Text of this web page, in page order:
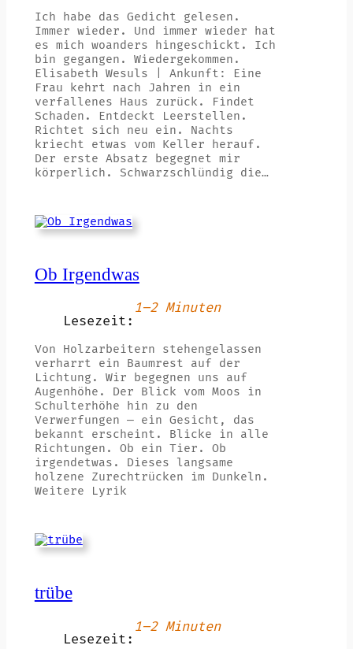
Ich habe das Gedicht gelesen.
Immer wieder. Und immer wieder hat
es mich woanders hingeschickt. Ich
bin gegangen. Wiedergekommen.
Elisabeth Wesuls | Ankunft: Eine
Frau kehrt nach Jahren in ein
verfallenes Haus zurück. Findet
Schaden. Entdeckt Leerstellen.
Richtet sich neu ein. Nachts
kriecht etwas vom Keller herauf.
Der erste Absatz begegnet mir
körperlich. Schwarzschlündig die…
Ob Irgendwas
Lesezeit:
1–2 Minuten
Von Holzarbeitern stehengelassen
verharrt ein Baumrest auf der
Lichtung. Wir begegnen uns auf
Augenhöhe. Der Blick vom Moos in
Schulterhöhe hin zu den
Verwerfungen — ein Gesicht, das
bekannt erscheint. Blicke in alle
Richtungen. Ob ein Tier. Ob
irgendetwas. Dieses langsame
holzene Zurechtrücken im Dunkeln.
Weitere Lyrik
trübe
Lesezeit:
1–2 Minuten